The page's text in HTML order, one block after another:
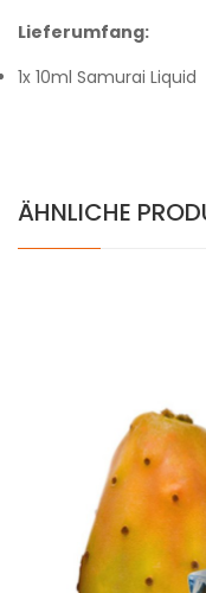
Lieferumfang:
1x 10ml Samurai Liquid
ÄHNLICHE